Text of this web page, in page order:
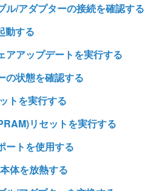
ル/アダプターの接続を確認する
動する
アアップデートを実行する
の状態を確認する
トを実行する
リセットを実行する
ートを使用する
体を放熱する